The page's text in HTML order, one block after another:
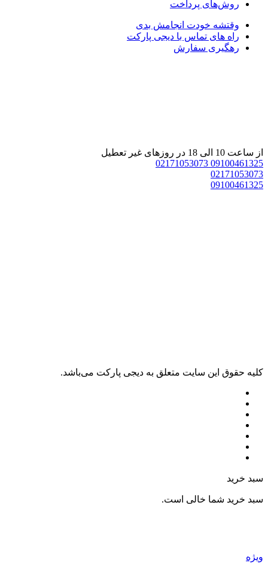
روش‌های پرداخت
وقتشه خودت انجامش بدی
راه های تماس با دیجی پارکت
رهگیری سفارش
ساعت 10 الی 18 در روزهای غیر تعطیل
02171053073
حقوق اين سايت متعلق به دیجی پارکت می‌باشد.
خرید
خرید شما خالی است.